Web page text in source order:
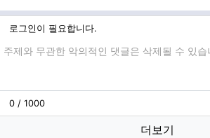
로그인이 필요합니다.
글입력
0 / 1000
더보기